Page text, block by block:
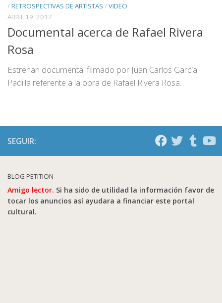
/RETROSPECTIVAS DE ARTISTAS /VIDEO
ABRIL 19, 2017
Documental acerca de Rafael Rivera
Rosa
Estrenan documental filmado por Juan Carlos García
Padilla referente a la obra de Rafael Rivera Rosa.
SEGUIR:
BLOG PETITION
Amigo lector. Si ha sido de utilidad la información favor de
tocar los anuncios así ayudara a financiar este portal
cultural.